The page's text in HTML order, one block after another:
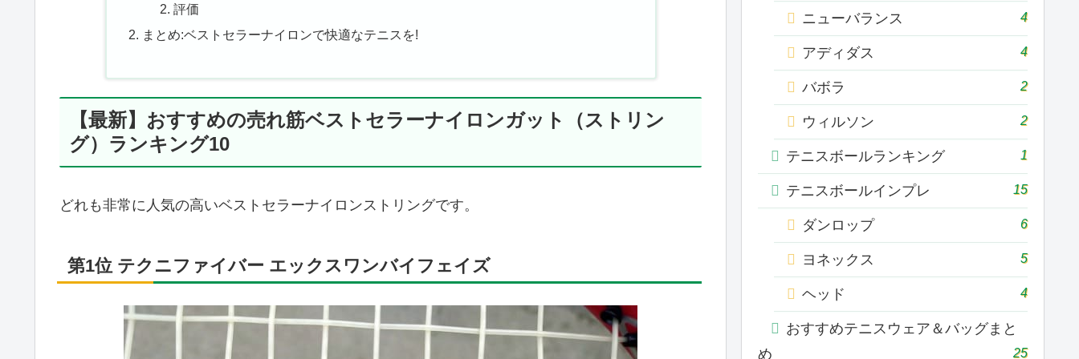
評価
まとめ:ベストセラーナイロンで快適なテニスを!
【最新】おすすめの売れ筋ベストセラーナイロンガット（ストリン
グ）ランキング10
どれも非常に人気の高いベストセラーナイロンストリングです。
第1位 テクニファイバー エックスワンバイフェイズ
ニューバランス 4
アディダス 4
バボラ 2
ウィルソン 2
テニスボールランキング 1
テニスボールインプレ 15
ダンロップ 6
ヨネックス 5
ヘッド 4
おすすめテニスウェア＆バッグまと
め
25